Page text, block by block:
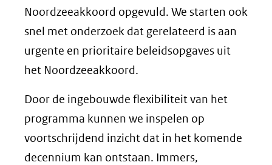
Noordzeeakkoord opgevuld. We starten ook
snel met onderzoek dat gerelateerd is aan
urgente en prioritaire beleidsopgaves uit
het Noordzeeakkoord.
Door de ingebouwde flexibiliteit van het
programma kunnen we inspelen op
voortschrijdend inzicht dat in het komende
decennium kan ontstaan. Immers,